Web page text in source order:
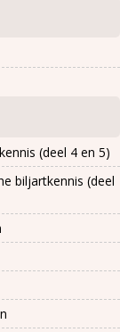
(deel 4 en 5)
biljartkennis (deel